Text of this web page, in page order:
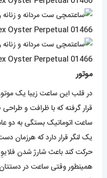
موتور
در قلب این ساعت زیبا یک
قرار گرفته که با ظرافت و
ساعت اتوماتیک بستگی به دو
یک لنگر قرار دارد که هرزمان
حرکت کند باعث شارژ شدن
همینطور وقتی ساعت در دستتان
(وقتی روی دست نیست نیاز به